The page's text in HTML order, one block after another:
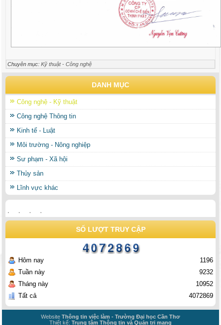
Chuyên mục:Kỹ thuật - Công nghệ
DANH MỤC
Công nghệ - Kỹ thuật
Công nghệ Thông tin
Kinh tế - Luật
Môi trường - Nông nghiệp
Sư phạm - Xã hội
Thủy sản
Lĩnh vực khác
SỐ LƯỢT TRUY CẬP
Hôm nay
Tuần này
Tháng này
Tất cả
1196
9232
10952
4072869
Website Thông tin việc làm - Trường Đại học Cần Thơ
Thiết kế: Trung tâm Thông tin và Quản trị mạng